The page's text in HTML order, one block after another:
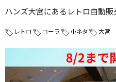
ハンズ大宮にあるレトロ自動
レトロ コーラ 小ネタ 大宮